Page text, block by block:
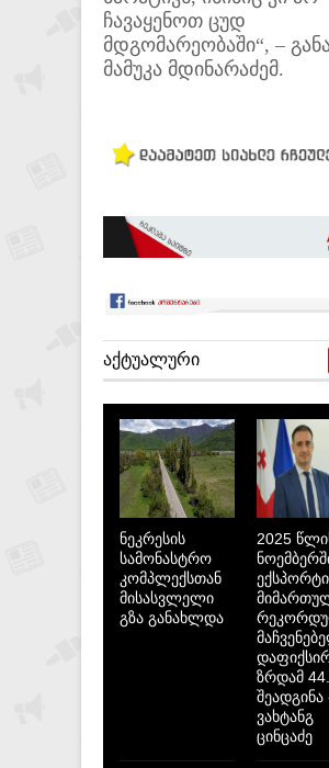
ჩავაყენოთ ცუდ
მდგომარეობაში“, –
მამუკა მდინარაძემ.
ᲐᲥᲢᲣᲐᲚᲣᲠᲘ
ნეკრესის
სამონასტრო
კომპლექსთან
მისასვლელი
გზა განახლდა
2025
ზრდამ
შეადგინა
ვახტანგ
ცინცაძე